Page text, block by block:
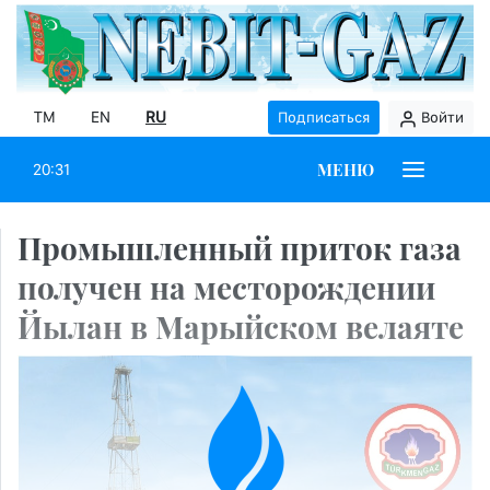
TM EN RU Подписаться Войти
20:31 МЕНЮ
Промышленный приток газа
получен на месторождении
Йылан в Марыйском велаяте